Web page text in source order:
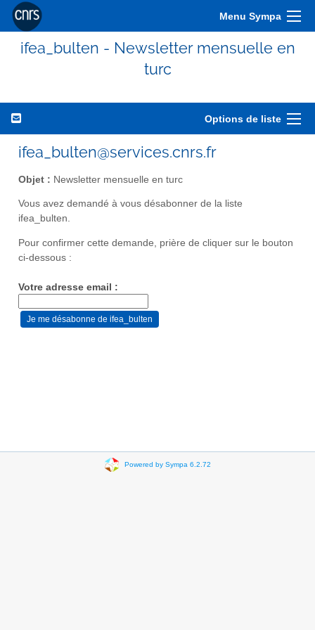
Menu Sympa
ifea_bulten - Newsletter mensuelle en
turc
Options de liste
ifea_bulten@services.cnrs.fr
Objet : Newsletter mensuelle en turc
Vous avez demandé à vous désabonner de la liste
ifea_bulten.
Pour confirmer cette demande, prière de cliquer sur le bouton
ci-dessous :
Votre adresse email :
Powered by Sympa 6.2.72